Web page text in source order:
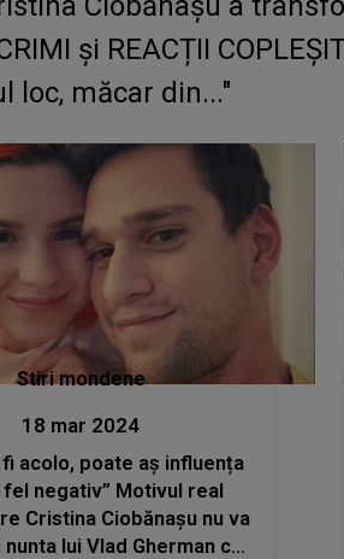
și REACȚII
loc, măcar din..."
Stiri mondene
18 mar 2024
fi acolo, poate aș influența
negativ” Motivul real
Cristina Ciobănașu nu va
lui Vlad Gherman cu